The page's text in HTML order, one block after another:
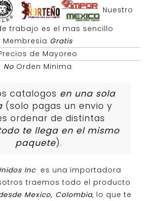
Nuestro
trabajo es el mas sencillo
Membresia Gratis
de Mayoreo
NoOrden Minima
catalogos en una sola
(solo pagas un envio y
ordenar de distintas
te llega en el mismo
paquete).
Inc es una importadora
traemos todo el producto
Mexico, Colombia, lo que te